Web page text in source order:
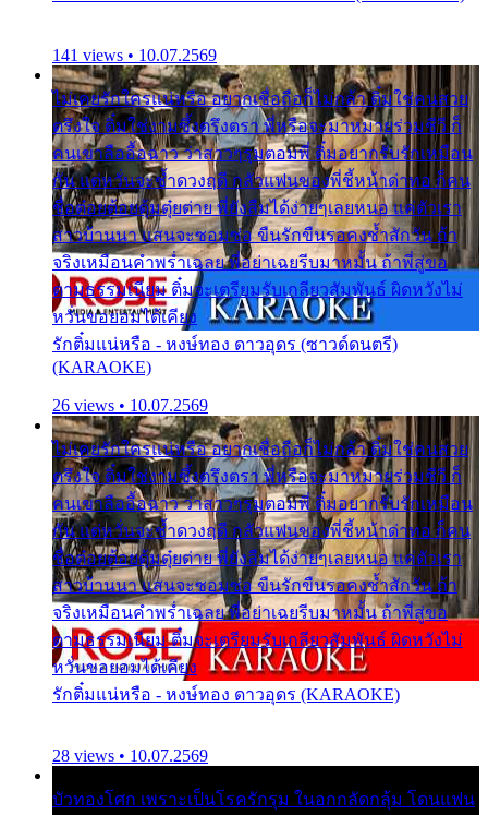
141 views • 10.07.2569
ไม่เคยรักใครแน่หรือ อยากเชื่อถือก็ไม่กล้า ติ๋มใช่คนสวย
ตรึงใจ ติ๋มใช่งามซึ้งตรึงตรา พี่หรือจะมาหมายร่วมชีวี ก็
คนเขาลืออื้อฉาว ว่าสาวๆรุมตอมพี่ ติ๋มอยากรับรักเหมือน
กัน แต่หวั่นจะช้ำดวงฤดี กลัวแฟนของพี่ชี้หน้าด่าทอ ก็คน
ชื่อต๋อยต้อยตุ้มตุ๋ยต่าย พี่ยังลืมได้ง่ายๆเลยหนอ แค่ตัวเรา
สาวบ้านนา แสนจะซอมซ่อ ขืนรักขืนรอคงช้ำสักวัน ถ้า
จริงเหมือนคำพร่ำเฉลย พี่อย่าเฉยรีบมาหมั้น ถ้าพี่สู่ขอ
ตามธรรมเนียม ติ๋มจะเตรียมรับเกลียวสัมพันธ์ ผิดหวังไม่
หวั่นขอยอมได้เคียง
รักติ๋มแน่หรือ - หงษ์ทอง ดาวอุดร (ซาวด์ดนตรี)
(KARAOKE)
26 views • 10.07.2569
ไม่เคยรักใครแน่หรือ อยากเชื่อถือก็ไม่กล้า ติ๋มใช่คนสวย
ตรึงใจ ติ๋มใช่งามซึ้งตรึงตรา พี่หรือจะมาหมายร่วมชีวี ก็
คนเขาลืออื้อฉาว ว่าสาวๆรุมตอมพี่ ติ๋มอยากรับรักเหมือน
กัน แต่หวั่นจะช้ำดวงฤดี กลัวแฟนของพี่ชี้หน้าด่าทอ ก็คน
ชื่อต๋อยต้อยตุ้มตุ๋ยต่าย พี่ยังลืมได้ง่ายๆเลยหนอ แค่ตัวเรา
สาวบ้านนา แสนจะซอมซ่อ ขืนรักขืนรอคงช้ำสักวัน ถ้า
จริงเหมือนคำพร่ำเฉลย พี่อย่าเฉยรีบมาหมั้น ถ้าพี่สู่ขอ
ตามธรรมเนียม ติ๋มจะเตรียมรับเกลียวสัมพันธ์ ผิดหวังไม่
หวั่นขอยอมได้เคียง
รักติ๋มแน่หรือ - หงษ์ทอง ดาวอุดร (KARAOKE)
28 views • 10.07.2569
บัวทองโศก เพราะเป็นโรครักรุม ในอกกลัดกลุ้ม โดนแฟน